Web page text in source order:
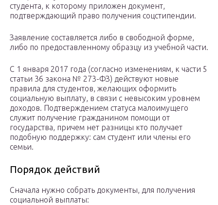
студента, к которому приложен документ,
подтверждающий право получения соцстипендии.
Заявление составляется либо в свободной форме,
либо по предоставленному образцу из учебной части.
С 1 января 2017 года (согласно изменениям, к части 5
статьи 36 закона № 273-ФЗ) действуют новые
правила для студентов, желающих оформить
социальную выплату, в связи с невысоким уровнем
доходов. Подтверждением статуса малоимущего
служит получение гражданином помощи от
государства, причем нет разницы кто получает
подобную поддержку: сам студент или члены его
семьи.
Порядок действий
Сначала нужно собрать документы, для получения
социальной выплаты: